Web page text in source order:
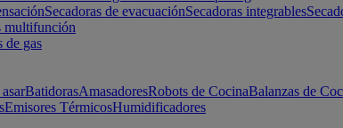
Secadoras de evacuaciónSecadoras integrables
multifunción
de gas
BatidorasAmasadoresRobots de CocinaBalanzas de
Emisores TérmicosHumidificadores